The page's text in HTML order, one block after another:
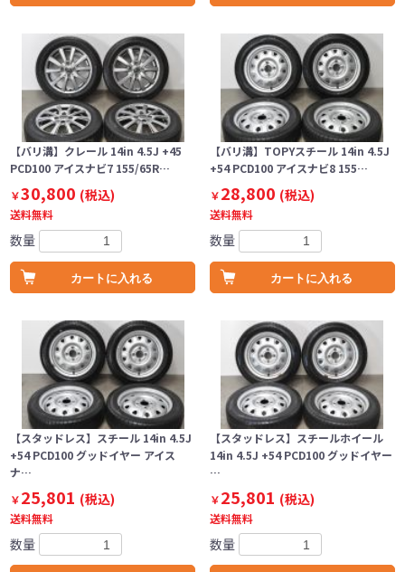
【バリ溝】クレール 14in 4.5J +45
PCD100 アイスナビ7 155/65R…
￥30,800 (税込)
送料無料
数量
カートに入れる
【バリ溝】TOPYスチール 14in 4.5J
+54 PCD100 アイスナビ8 155…
￥28,800 (税込)
送料無料
数量
カートに入れる
【スタッドレス】スチール 14in 4.5J
+54 PCD100 グッドイヤー アイス
ナ…
￥25,801 (税込)
送料無料
数量
【スタッドレス】スチールホイール
14in 4.5J +54 PCD100 グッドイヤー
…
￥25,801 (税込)
送料無料
数量